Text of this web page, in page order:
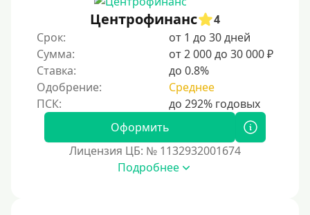
Центрофинанс
4
Срок:
от 1 до 30 дней
Сумма:
от 2 000 до 30 000 ₽
Ставка:
до 0.8%
Одобрение:
Среднее
Оформить
Лицензия ЦБ: № 1132932001674
Подробнее